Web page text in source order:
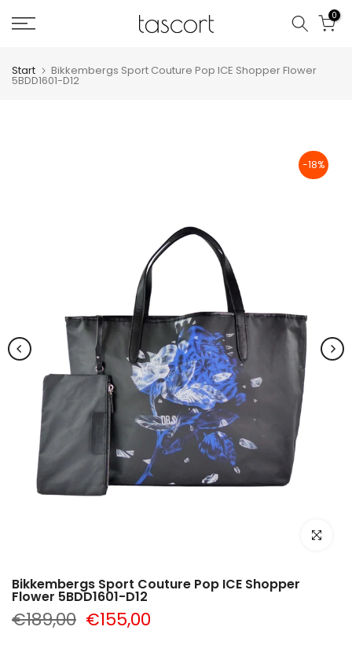
Zum
springen
0
Start Bikkembergs Sport Couture Pop ICE Shopper Flower
5BDD1601-D12
-18%
klicken
Bikkembergs Sport Couture Pop ICE Shopper
Flower 5BDD1601-D12
€189,00 €155,00